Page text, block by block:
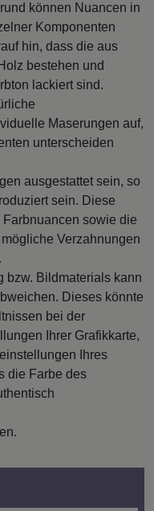
können Nuancen in
Komponenten
hin, dass die aus
bestehen und
lackiert sind.
Maserungen auf,
unterscheiden
ausgestattet sein, so
sein. Diese
sowie die
Verzahnungen
bzw. Bildmaterials kann
Dieses könnte
bei der
Ihrer Grafikkarte,
Ihres
die Farbe des